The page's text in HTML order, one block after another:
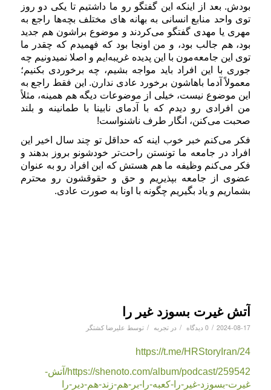
بودش. بعد از اینکه این گفتگو رو ما داشتیم تا یکی دو روز
توی واحد منابع انسانی به بهانه های مختلف بچه‌ها راجع به
مهری یا مهدی گفتگو می‌کردند و موضوع براشون هم جدید
بود، هم جالب بود، و من اونجا بود که فهمیدم که چقدر ما
توی این جامعه‌مون با این پدیده غریبه‌ایم و اصلا نمیدونیم چه
جوری با این افراد باید مواجه بشیم، چه برخوردی بکنیم؛
معمولاً آدما باهاشون برخورد عادی ندارن. این فقط راجع به
این موضوع نیست، خیلی از موضوعات دیگه هم همینه، مثلاً
من افرادی رو دیدم که با آدمای نابینا با طمانینه و بلند
صحبت می‌کنن، انگار طرف ناشنواست!
فکر می‌کنم خبر خوب اینه که حداقل تو چند سال اخیر این
افراد در جامعه ما تونستن راحت‌تر خودشونو بروز بدهند و
فکر می‌کنم وظیفه ما هم هستش که این افراد رو به عنوان
عضوی از جامعه بپذیریم و حق و حقوقشون رو محترم
بشماریم و یاد بگیریم چگونه با اونا به صورت عادی.
آتش غیرت بسوزد غیر را
2024-08-17
/ 0 دیدگاه / در تجربه / توسط علیرضا کشتگر
https://t.me/HRStoryIran/24
https://shenoto.com/album/podcast/259542/آتش-
غیرت-بسوزد-غیر-را-کعبه-را-بر-هم-زند-هم-دیر-را